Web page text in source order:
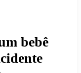
bebê